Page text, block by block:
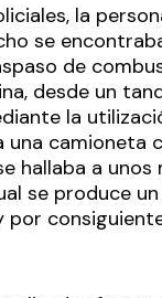
la
se
de
desde un
la
una camioneta
hallaba a unos
se produce
por